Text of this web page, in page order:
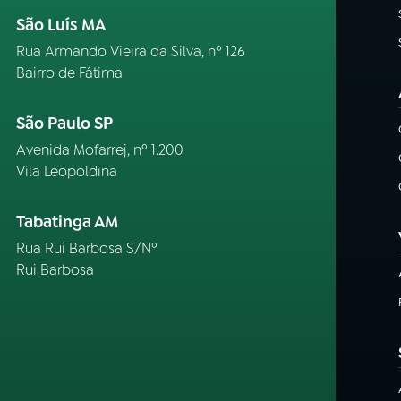
São Luís MA
Rua Armando Vieira da Silva, nº 126
Bairro de Fátima
São Paulo SP
Avenida Mofarrej, nº 1.200
Vila Leopoldina
Tabatinga AM
Rua Rui Barbosa S/Nº
Rui Barbosa